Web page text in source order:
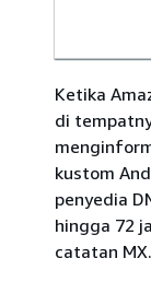
Ketika
di
kustom
penyedia
hingga 72
catatan MX.